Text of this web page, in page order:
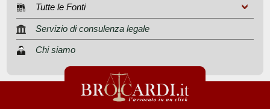
Tutte le Fonti
Servizio di consulenza legale
Chi siamo